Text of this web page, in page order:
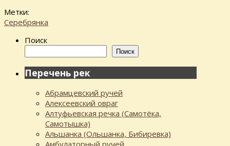
Метки:
Серебрянка
Поиск
Поиск
Перечень рек
Абрамцевский ручей
Алексеевский овраг
Алтуфьевская речка (Самотёка,
Самотышка)
Альшанка (Ольшанка, Бибиревка)